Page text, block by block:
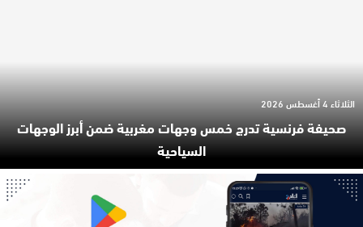
صحيفة فرنسية تدرج خمس وجهات مغربية ضمن أبرز الوجهات
السياحية
الثلاثاء 4 أغسطس 2026